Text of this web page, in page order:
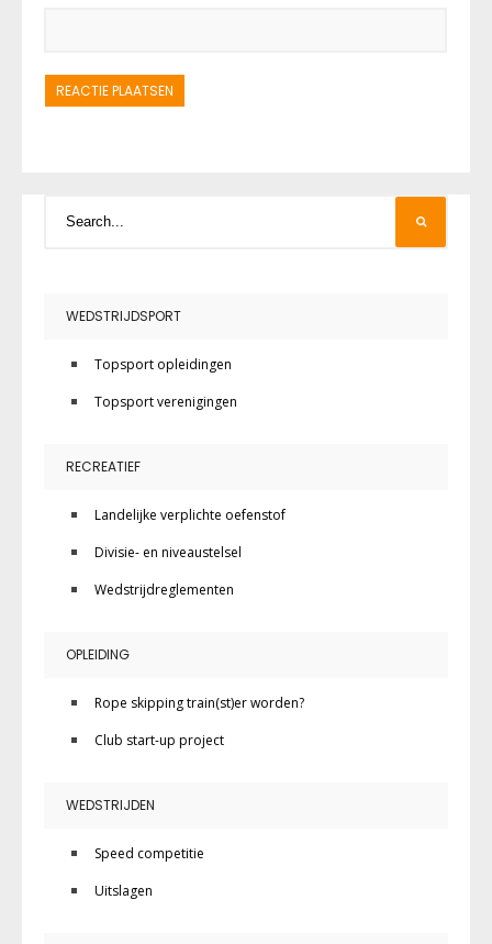
WEDSTRIJDSPORT
Topsport opleidingen
Topsport verenigingen
RECREATIEF
Landelijke verplichte oefenstof
Divisie- en niveaustelsel
Wedstrijdreglementen
OPLEIDING
Rope skipping train(st)er worden?
Club start-up project
WEDSTRIJDEN
Speed competitie
Uitslagen